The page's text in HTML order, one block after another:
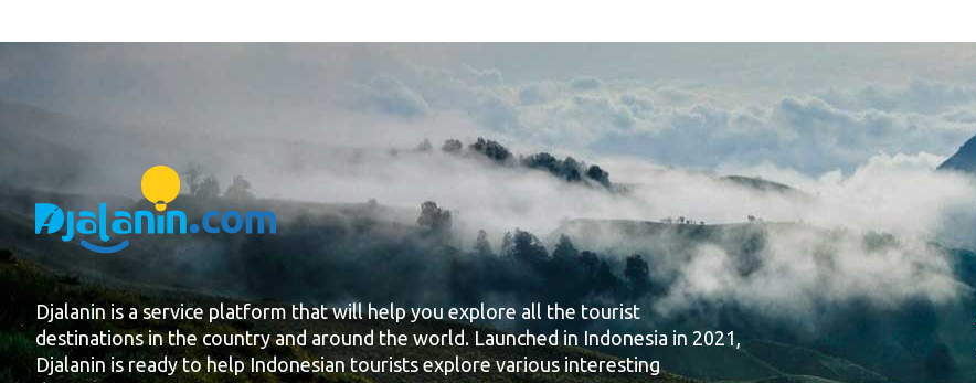
Djalanin is a service platform that will help you explore all the tourist
destinations in the country and around the world. Launched in Indonesia in 2021,
Djalanin is ready to help Indonesian tourists explore various interesting